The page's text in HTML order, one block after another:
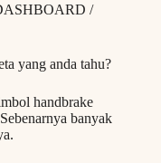
/
yang anda tahu?
handbrake
banyak